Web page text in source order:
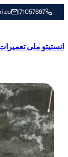
به
71057697
|
انستیتو ملی